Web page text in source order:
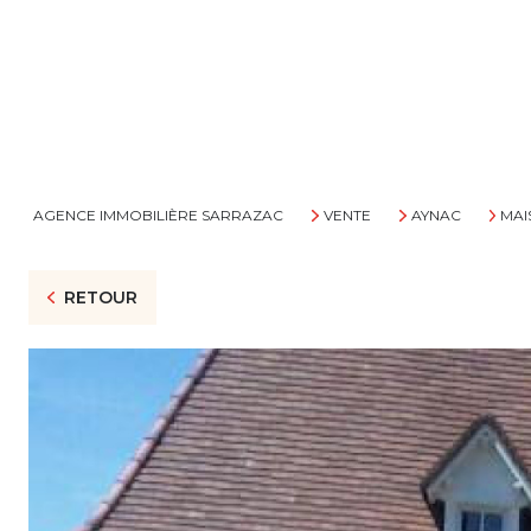
AGENCE IMMOBILIÈRE SARRAZAC VENTE AYNAC
RETOUR